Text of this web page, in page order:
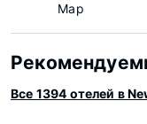
Map
Все 1394 отелей в